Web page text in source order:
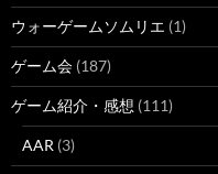
ウォーゲームソムリエ (1)
ゲーム会 (187)
ゲーム紹介・感想 (111)
AAR (3)